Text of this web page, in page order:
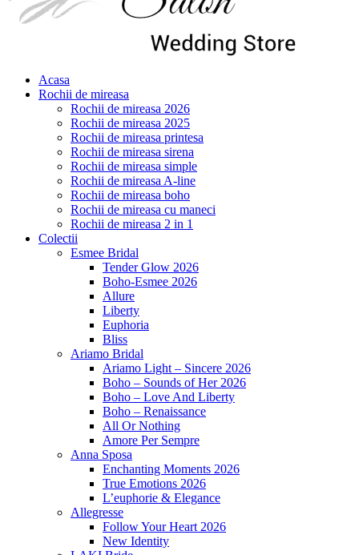
Acasa
Rochii de mireasa
Rochii de mireasa 2026
Rochii de mireasa 2025
Rochii de mireasa printesa
Rochii de mireasa sirena
Rochii de mireasa simple
Rochii de mireasa A-line
Rochii de mireasa boho
Rochii de mireasa cu maneci
Rochii de mireasa 2 in 1
Colectii
Esmee Bridal
Tender Glow 2026
Boho-Esmee 2026
Allure
Liberty
Euphoria
Bliss
Ariamo Bridal
Ariamo Light – Sincere 2026
Boho – Sounds of Her 2026
Boho – Love And Liberty
Boho – Renaissance
All Or Nothing
Amore Per Sempre
Anna Sposa
Enchanting Moments 2026
True Emotions 2026
L’euphorie & Elegance
Allegresse
Follow Your Heart 2026
New Identity